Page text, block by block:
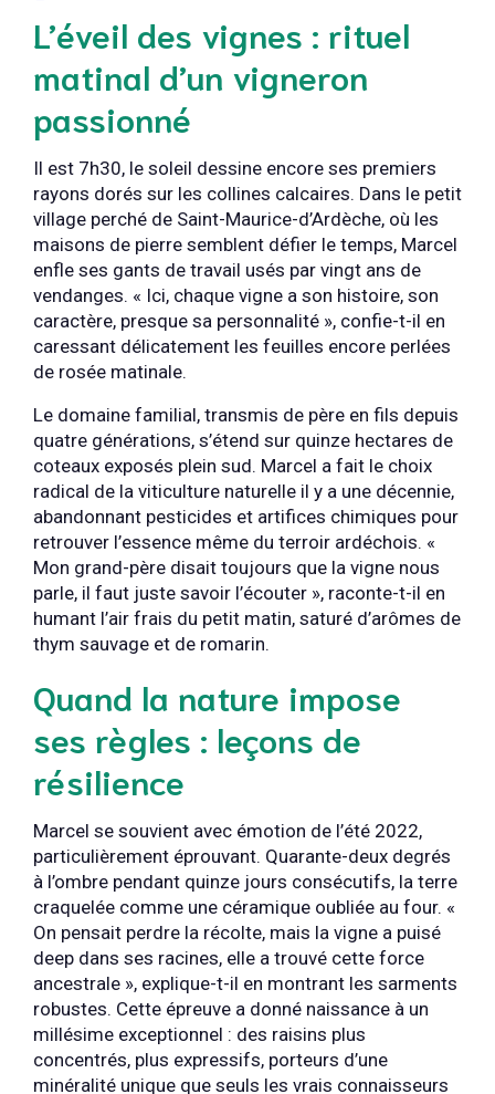
L’éveil des vignes : rituel
matinal d’un vigneron
passionné
Il est 7h30, le soleil dessine encore ses premiers
rayons dorés sur les collines calcaires. Dans le petit
village perché de Saint-Maurice-d’Ardèche, où les
maisons de pierre semblent défier le temps, Marcel
enfle ses gants de travail usés par vingt ans de
vendanges. « Ici, chaque vigne a son histoire, son
caractère, presque sa personnalité », confie-t-il en
caressant délicatement les feuilles encore perlées
de rosée matinale.
Le domaine familial, transmis de père en fils depuis
quatre générations, s’étend sur quinze hectares de
coteaux exposés plein sud. Marcel a fait le choix
radical de la viticulture naturelle il y a une décennie,
abandonnant pesticides et artifices chimiques pour
retrouver l’essence même du terroir ardéchois. «
Mon grand-père disait toujours que la vigne nous
parle, il faut juste savoir l’écouter », raconte-t-il en
humant l’air frais du petit matin, saturé d’arômes de
thym sauvage et de romarin.
Quand la nature impose
ses règles : leçons de
résilience
Marcel se souvient avec émotion de l’été 2022,
particulièrement éprouvant. Quarante-deux degrés
à l’ombre pendant quinze jours consécutifs, la terre
craquelée comme une céramique oubliée au four. «
On pensait perdre la récolte, mais la vigne a puisé
deep dans ses racines, elle a trouvé cette force
ancestrale », explique-t-il en montrant les sarments
robustes. Cette épreuve a donné naissance à un
millésime exceptionnel : des raisins plus
concentrés, plus expressifs, porteurs d’une
minéralité unique que seuls les vrais connaisseurs